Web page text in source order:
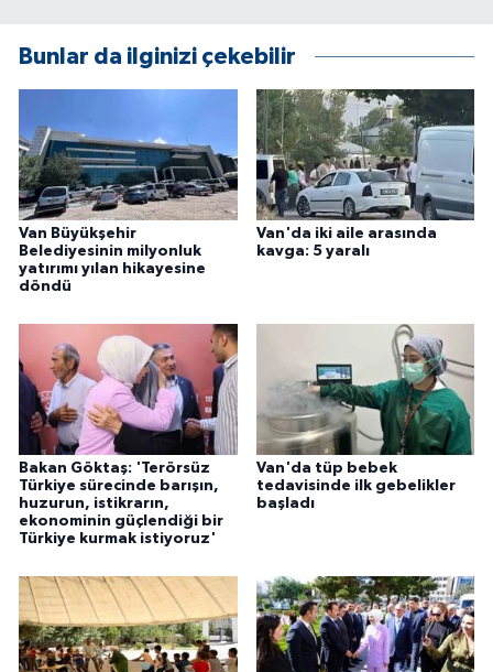
Bunlar da ilginizi çekebilir
Van Büyükşehir
Belediyesinin milyonluk
yatırımı yılan hikayesine
döndü
Van'da iki aile arasında
kavga: 5 yaralı
Bakan Göktaş: 'Terörsüz
Türkiye sürecinde barışın,
huzurun, istikrarın,
ekonominin güçlendiği bir
Türkiye kurmak istiyoruz'
Van'da tüp bebek
tedavisinde ilk gebelikler
başladı
TEKNOLOJİ
Turizm
ÜLKE GÜNDEMİ
YAŞAM
Yerel Haberler